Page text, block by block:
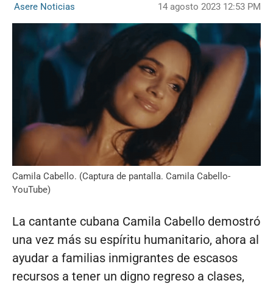
Asere Noticias 14 agosto 2023 12:53 PM
Camila Cabello. (Captura de pantalla. Camila Cabello-
YouTube)
La cantante cubana Camila Cabello demostró
una vez más su espíritu humanitario, ahora al
ayudar a familias inmigrantes de escasos
recursos a tener un digno regreso a clases,